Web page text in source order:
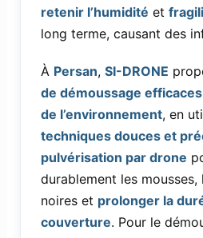
retenir l’humidité et
long terme, causant des
À Persan, SI-DRONE
de démoussage
de l’environnement, en
techniques douces et
pulvérisation par drone
durablement les mousses,
noires et prolonger la
couverture. Pour le